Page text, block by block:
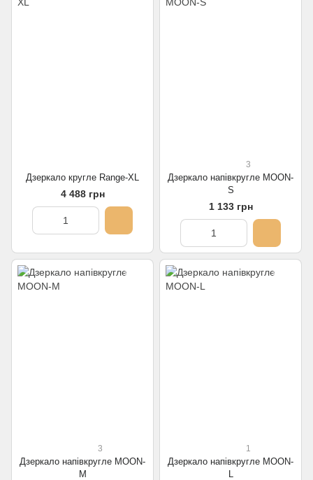
Дзеркало кругле Range-XL
4 488 грн
3
Дзеркало напівкругле MOON-
S
1 133 грн
3
Дзеркало напівкругле MOON-
M
1
Дзеркало напівкругле MOON-
L